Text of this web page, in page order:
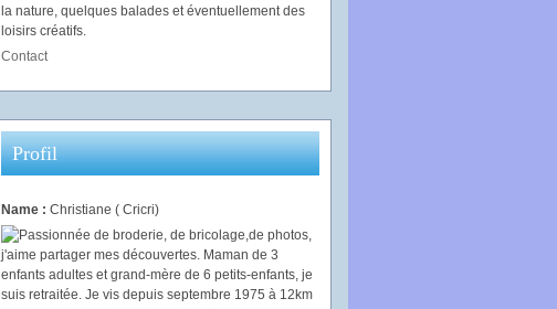
la nature, quelques balades et éventuellement des
loisirs créatifs.
Contact
Profil
Name : Christiane ( Cricri)